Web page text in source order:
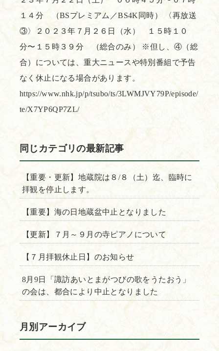
１４分 （BSプレミアム／BS4K同時） 〈再放送
③〉２０２３年７月２６日（水） １５時１０
分〜１５時３９分 （総合のみ） ※但し、④（総
合）については、重大ニュースや特別番組で予告
なく休止になる場合があります。
https://www.nhk.jp/p/tsubo/ts/3LWMJVY79P/episode/
te/X7YP6QP7ZL/
同じカテゴリの最新記事
【重要・更新】地蔵院は８/８（土）迄、臨時に
拝観を停止します。
【重要】海の日地蔵盆中止となりました
【更新】７月～９月の寺ピアノについて
【７月拝観休止日】のお知らせ
8月9日「諏訪あいとまがつびの歌をうたおう」
の会は、都合により中止となりました
月別アーカイブ